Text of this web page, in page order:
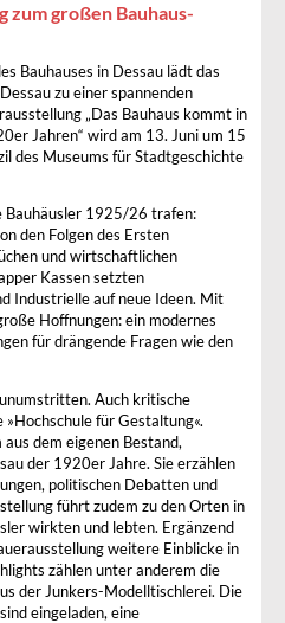
zum großen Bauhaus-
Bauhauses in Dessau lädt das
zu einer spannenden
„Das Bauhaus kommt in
Jahren“ wird am 13. Juni um 15
des Museums für Stadtgeschichte
Bauhäusler 1925/26 trafen:
den Folgen des Ersten
und wirtschaftlichen
Kassen setzten
Industrielle auf neue Ideen. Mit
Hoffnungen: ein modernes
für drängende Fragen wie den
Auch kritische
für Gestaltung«.
dem eigenen Bestand,
der 1920er Jahre. Sie erzählen
politischen Debatten und
führt zudem zu den Orten in
wirkten und lebten. Ergänzend
weitere Einblicke in
zählen unter anderem die
der Junkers-Modelltischlerei. Die
eingeladen, eine